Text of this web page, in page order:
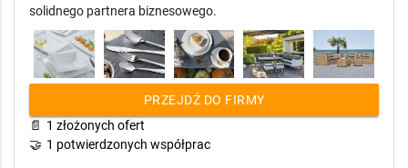
solidnego partnera biznesowego.
PRZEJDŹ DO FIRMY
📄 1 złożonych ofert
🤝 1 potwierdzonych współprac